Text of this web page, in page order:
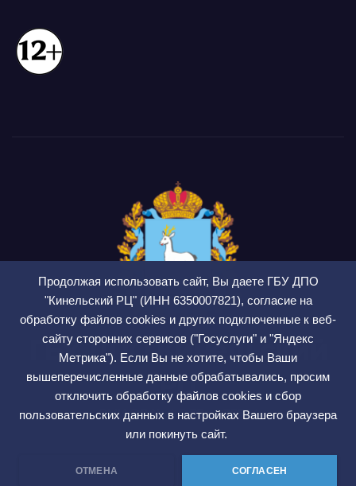
Продолжая использовать сайт, Вы даете ГБУ ДПО
"Кинельский РЦ" (ИНН 6350007821), согласие на
обработку файлов cookies и других подключенные к веб-
сайту сторонних сервисов ("Госуслуги" и "Яндекс
Метрика"). Если Вы не хотите, чтобы Ваши
вышеперечисленные данные обрабатывались, просим
отключить обработку файлов cookies и сбор
пользовательских данных в настройках Вашего браузера
или покинуть сайт.
ОТМЕНА СОГЛАСЕН
ГБУ ДПО Кинельский
РЦ
СМИ ЭЛ № ФС 77 — 75564